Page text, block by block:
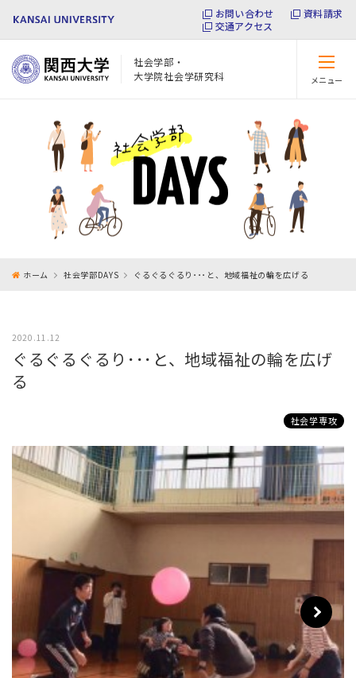
お問い合わせ
資料請求
交通アクセス
社会学部・
大学院社会学研究科
メニュー
ホーム 社会学部DAYS ぐるぐるぐるり･･･と、地域福祉の輪を広げる
2020.11.12
ぐるぐるぐるり･･･と、地域福祉の輪を広げ
る
社会学専攻
Next